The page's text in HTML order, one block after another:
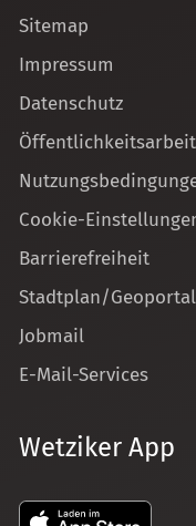
Sitemap
Impressum
Datenschutz
Cookie-
Barrierefreiheit
Stadtplan/Geoportal
Jobmail
E-Mail-Services
Wetziker App